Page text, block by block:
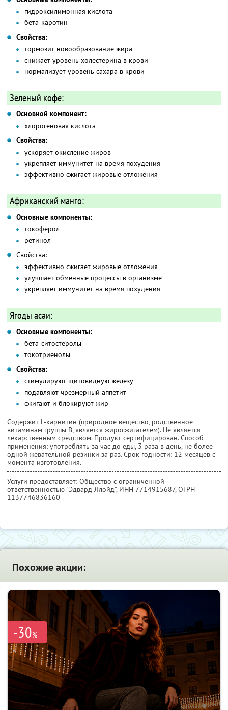
гидроксилимонная кислота
бета-каротин
Свойства:
тормозит новообразование жира
снижает уровень холестерина в крови
нормализует уровень сахара в крови
Зеленый кофе:
Основной компонент:
хлорогеновая кислота
Свойства:
ускоряет окисление жиров
укрепляет иммунитет на время похудения
эффективно сжигает жировые отложения
Африканский манго:
Основные компоненты:
токоферол
ретинол
Свойства:
эффективно сжигает жировые отложения
улучшает обменные процессы в организме
укрепляет иммунитет на время похудения
Ягоды асаи:
Основные компоненты:
бета-ситостеролы
токотриенолы
Свойства:
стимулируют щитовидную железу
подавляют чрезмерный аппетит
сжигают и блокируют жир
Содержит L-карнитин (природное вещество, родственное
витаминам группы В, является жиросжигателем). Не является
лекарственным средством. Продукт сертифицирован. Способ
применения: употреблять за час до еды, 3 раза в день, не более
одной жевательной резинки за раз. Срок годности: 12 месяцев с
момента изготовления.
Услуги предоставляет: Общество с ограниченной
ответственностью "Эдвард Ллойд", ИНН 7714915687, ОГРН
1137746836160
Похожие акции:
-30%